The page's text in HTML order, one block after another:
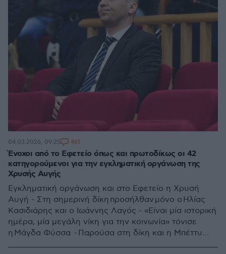
Ένοχοι από το Εφετείο όπως και πρωτοδίκως οι 42
κατηγορούμενοι για την εγκληματική οργάνωση της
Χρυσής Αυγής
Εγκληματική οργάνωση και στο Εφετείο η Χρυσή
Αυγή - Στη σημερινή δίκη προσήλθαν μόνο ο Ηλίας
Κασιδιάρης και ο Ιωάννης Λαγός - «Είναι μία ιστορική
ημέρα, μία μεγάλη νίκη για την κοινωνία» τόνισε
η Μάγδα Φύσσα - Παρούσα στη δίκη και η Μπέττυ
04.03.2026, 09:25 461